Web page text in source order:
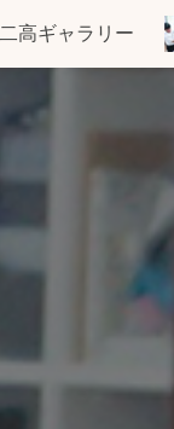
二高ギャラリー